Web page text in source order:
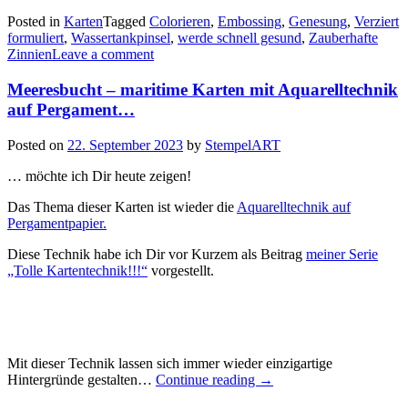
–
Posted in KartenTagged Colorieren, Embossing, Genesung, Verziert
formuliert, Wassertankpinsel, werde schnell gesund, Zauberhafte
ZinnienLeave a comment
Meeresbucht – maritime Karten mit Aquarelltechnik
auf Pergament…
Posted on 22. September 2023 by StempelART
… möchte ich Dir heute zeigen!
Das Thema dieser Karten ist wieder die Aquarelltechnik auf
Pergamentpapier.
Diese Technik habe ich Dir vor Kurzem als Beitrag meiner Serie
„Tolle Kartentechnik!!!“ vorgestellt.
Mit dieser Technik lassen sich immer wieder einzigartige
Hintergründe gestalten… Continue reading „Meeresbucht
→